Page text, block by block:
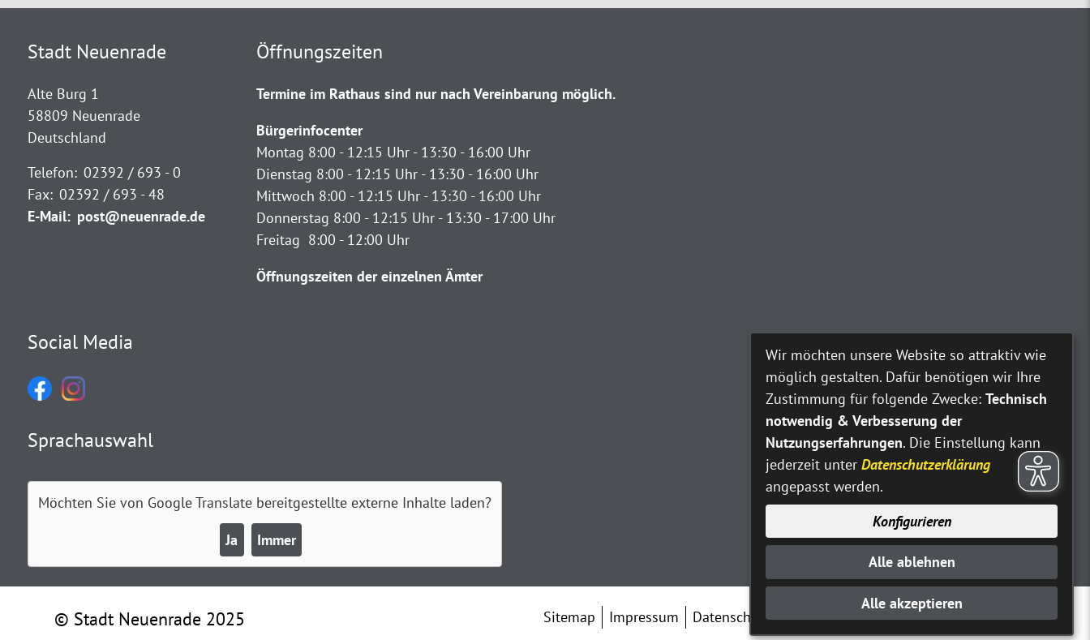
Stadt Neuenrade
Alte Burg 1
58809 Neuenrade
Deutschland
Telefon: 02392 / 693 - 0
Fax: 02392 / 693 - 48
E-Mail: post@neuenrade.de
Öffnungszeiten
Termine im Rathaus sind nur nach Vereinbarung möglich.
Bürgerinfocenter
Montag 8:00 - 12:15 Uhr - 13:30 - 16:00 Uhr
Dienstag 8:00 - 12:15 Uhr - 13:30 - 16:00 Uhr
Mittwoch 8:00 - 12:15 Uhr - 13:30 - 16:00 Uhr
Donnerstag 8:00 - 12:15 Uhr - 13:30 - 17:00 Uhr
Freitag 8:00 - 12:00 Uhr
Öffnungszeiten der einzelnen Ämter
Social Media
Sprachauswahl
Möchten Sie von Google Translatebereitgestellte externe Inhalte laden?
Ja Immer
© Stadt Neuenrade 2025 Sitemap Impressum Datenschutz Erklärung zur Barrierefreiheit Kontakt
Wir möchten unsere Website so attraktiv wie
möglich gestalten. Dafür benötigen wir Ihre
Zustimmung für folgende Zwecke: Technisch
notwendig & Verbesserung der
Nutzungserfahrungen. Die Einstellung kann
jederzeit unter Datenschutzerklärung
angepasst werden.
Konfigurieren
Alle ablehnen
Alle akzeptieren